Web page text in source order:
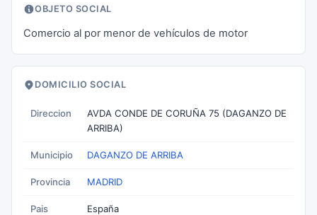
OBJETO SOCIAL
Comercio al por menor de vehículos de motor
DOMICILIO SOCIAL
Direccion
AVDA CONDE DE CORUÑA 75 (DAGANZO DE
ARRIBA)
Municipio DAGANZO DE ARRIBA
Provincia MADRID
Pais España